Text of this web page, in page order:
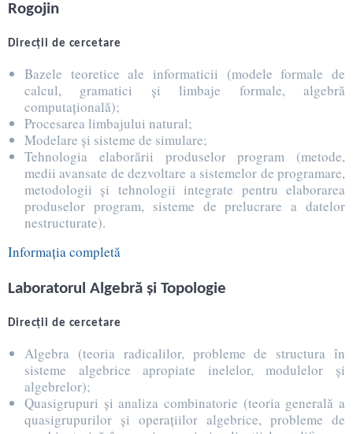
Rogojin
Direcţii de cercetare
Bazele teoretice ale informaticii (modele formale de
calcul, gramatici şi limbaje formale, algebră
computaţională);
Procesarea limbajului natural;
Modelare şi sisteme de simulare;
Tehnologia elaborării produselor program (metode,
medii avansate de dezvoltare a sistemelor de programare,
metodologii şi tehnologii integrate pentru elaborarea
produselor program, sisteme de prelucrare a datelor
nestructurate).
Informația completă
Laboratorul Algebră şi Topologie
Direcţii de cercetare
Algebra (teoria radicalilor, probleme de structura în
sisteme algebrice apropiate inelelor, modulelor şi
algebrelor);
Quasigrupuri şi analiza combinatorie (teoria generală a
quasigrupurilor şi operaţiilor algebrice, probleme de